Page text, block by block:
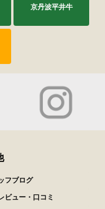
京丹波平井牛
フブログ
ビュー・口コミ